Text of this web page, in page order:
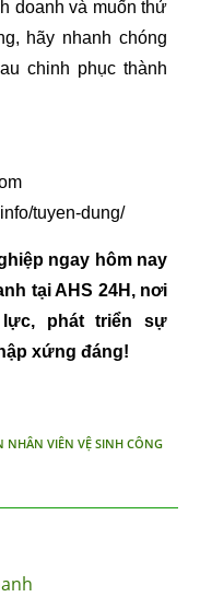
doanh và muốn thử
hãy nhanh chóng
chinh phục thành
tuyen-dung/
ngay hôm nay
tại AHS 24H, nơi
phát triển sự
xứng đáng!
NHÂN VIÊN VỆ SINH CÔNG